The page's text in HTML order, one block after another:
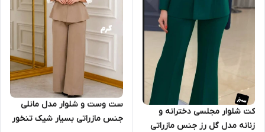
کت شلوار مجلسی دخترانه و
زنانه مدل گل رز جنس مازراتی
ست وست و شلوار مدل مانلی
جنس مازراتی بسیار شیک تنخور